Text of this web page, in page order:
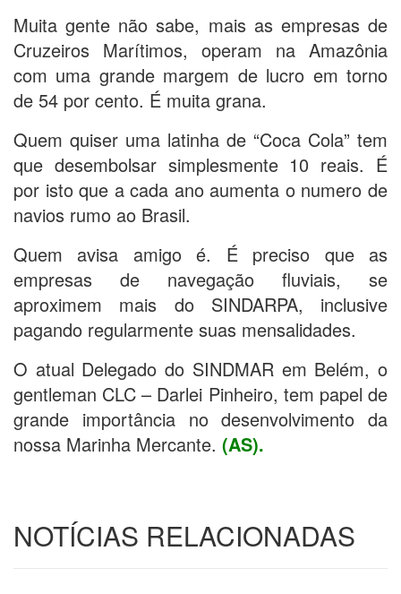
Muita gente não sabe, mais as empresas de
Cruzeiros Marítimos, operam na Amazônia
com uma grande margem de lucro em torno
de 54 por cento. É muita grana.
Quem quiser uma latinha de “Coca Cola” tem
que desembolsar simplesmente 10 reais. É
por isto que a cada ano aumenta o numero de
navios rumo ao Brasil.
Quem avisa amigo é. É preciso que as
empresas de navegação fluviais, se
aproximem mais do SINDARPA, inclusive
pagando regularmente suas mensalidades.
O atual Delegado do SINDMAR em Belém, o
gentleman CLC – Darlei Pinheiro, tem papel de
grande importância no desenvolvimento da
nossa Marinha Mercante. (AS).
NOTÍCIAS RELACIONADAS